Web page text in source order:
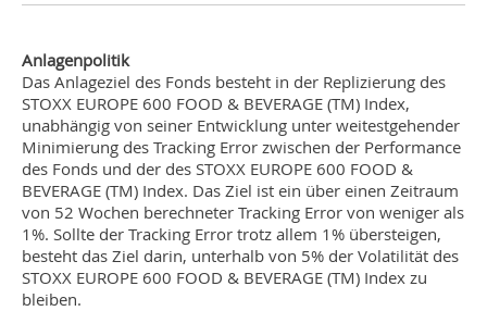
Anlagenpolitik
Das Anlageziel des Fonds besteht in der Replizierung des
STOXX EUROPE 600 FOOD & BEVERAGE (TM) Index,
unabhängig von seiner Entwicklung unter weitestgehender
Minimierung des Tracking Error zwischen der Performance
des Fonds und der des STOXX EUROPE 600 FOOD &
BEVERAGE (TM) Index. Das Ziel ist ein über einen Zeitraum
von 52 Wochen berechneter Tracking Error von weniger als
1%. Sollte der Tracking Error trotz allem 1% übersteigen,
besteht das Ziel darin, unterhalb von 5% der Volatilität des
STOXX EUROPE 600 FOOD & BEVERAGE (TM) Index zu
bleiben.